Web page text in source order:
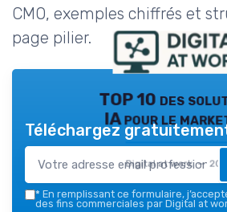
CMO, exemples chiffrés et
page pilier.
TOP 10 des
IA pour le
Digital at work — 2026
Téléchargez
* En remplissant ce formulaire,
des fins commerciales par Digital at